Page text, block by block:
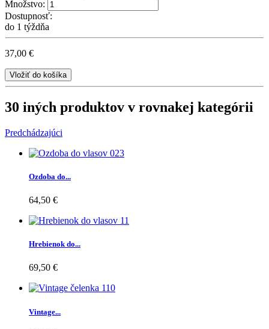
Množstvo:
Dostupnosť:
do 1 týždňa
37,00 €
Vložiť do košíka
30 iných produktov v rovnakej kategórii
Predchádzajúci
Ozdoba do...
64,50 €
Hrebienok do...
69,50 €
Vintage...